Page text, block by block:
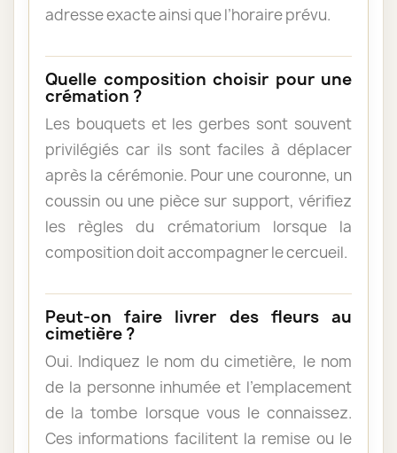
adresse exacte ainsi que l’horaire prévu.
Quelle composition choisir pour une
crémation ?
Les bouquets et les gerbes sont souvent
privilégiés car ils sont faciles à déplacer
après la cérémonie. Pour une couronne, un
coussin ou une pièce sur support, vérifiez
les règles du crématorium lorsque la
composition doit accompagner le cercueil.
Peut-on faire livrer des fleurs au
cimetière ?
Oui. Indiquez le nom du cimetière, le nom
de la personne inhumée et l’emplacement
de la tombe lorsque vous le connaissez.
Ces informations facilitent la remise ou le